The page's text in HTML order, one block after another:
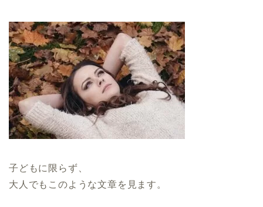
子どもに限らず、
大人でもこのような文章を見ます。